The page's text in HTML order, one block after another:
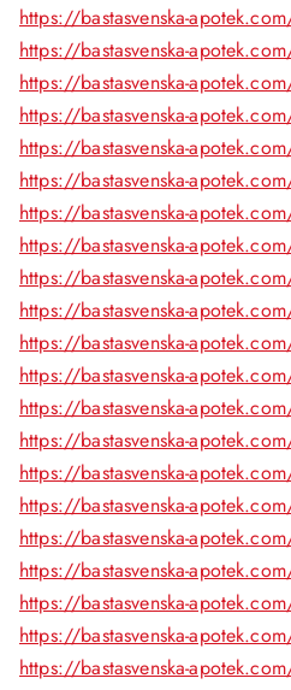
https://bastasvenska-
https://bastasvenska-
https://bastasvenska-
https://bastasvenska-
https://bastasvenska-
https://bastasvenska-
https://bastasvenska-
https://bastasvenska-
https://bastasvenska-
https://bastasvenska-
https://bastasvenska-
https://bastasvenska-
https://bastasvenska-
https://bastasvenska-
https://bastasvenska-
https://bastasvenska-
https://bastasvenska-
https://bastasvenska-
https://bastasvenska-
https://bastasvenska-
https://bastasvenska-